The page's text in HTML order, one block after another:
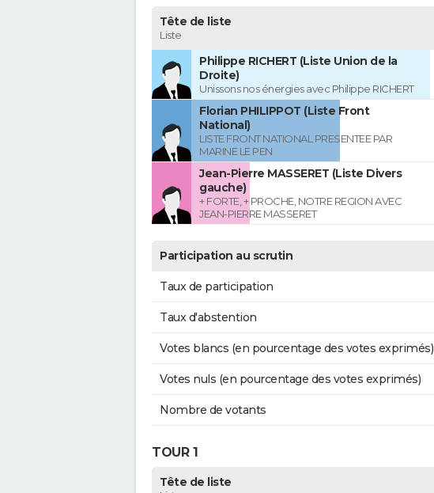
Tête de liste
Liste
Philippe RICHERT (Liste Union de la
Droite)
Unissons nos énergies avec Philippe RICHERT
Florian PHILIPPOT (Liste Front
National)
LISTE FRONT NATIONAL PRESENTEE PAR
MARINE LE PEN
Jean-Pierre MASSERET (Liste Divers
gauche)
+ FORTE, + PROCHE, NOTRE REGION AVEC
JEAN-PIERRE MASSERET
Participation au scrutin
Taux de participation
Taux d'abstention
Votes blancs (en pourcentage des votes exprimés)
Votes nuls (en pourcentage des votes exprimés)
Nombre de votants
TOUR 1
Tête de liste